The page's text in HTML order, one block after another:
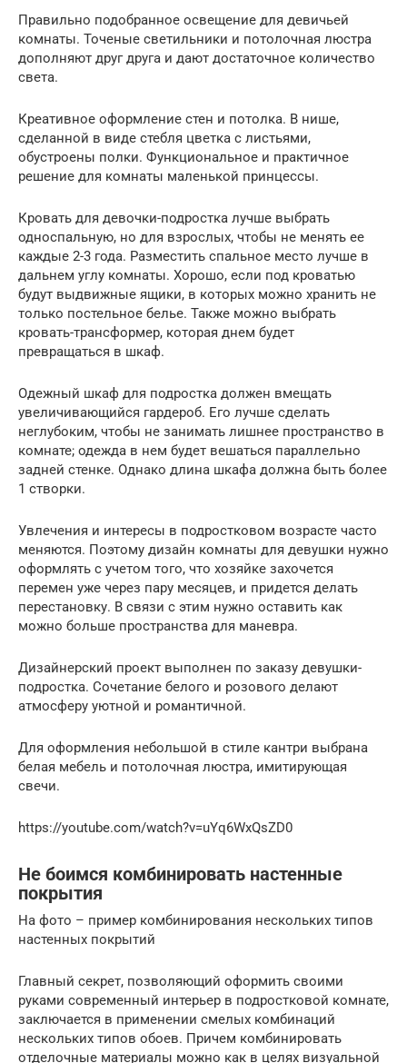
Правильно подобранное освещение для девичьей
комнаты. Точеные светильники и потолочная люстра
дополняют друг друга и дают достаточное количество
света.
Креативное оформление стен и потолка. В нише,
сделанной в виде стебля цветка с листьями,
обустроены полки. Функциональное и практичное
решение для комнаты маленькой принцессы.
Кровать для девочки-подростка лучше выбрать
односпальную, но для взрослых, чтобы не менять ее
каждые 2-3 года. Разместить спальное место лучше в
дальнем углу комнаты. Хорошо, если под кроватью
будут выдвижные ящики, в которых можно хранить не
только постельное белье. Также можно выбрать
кровать-трансформер, которая днем будет
превращаться в шкаф.
Одежный шкаф для подростка должен вмещать
увеличивающийся гардероб. Его лучше сделать
неглубоким, чтобы не занимать лишнее пространство в
комнате; одежда в нем будет вешаться параллельно
задней стенке. Однако длина шкафа должна быть более
1 створки.
Увлечения и интересы в подростковом возрасте часто
меняются. Поэтому дизайн комнаты для девушки нужно
оформлять с учетом того, что хозяйке захочется
перемен уже через пару месяцев, и придется делать
перестановку. В связи с этим нужно оставить как
можно больше пространства для маневра.
Дизайнерский проект выполнен по заказу девушки-
подростка. Сочетание белого и розового делают
атмосферу уютной и романтичной.
Для оформления небольшой в стиле кантри выбрана
белая мебель и потолочная люстра, имитирующая
свечи.
https://youtube.com/watch?v=uYq6WxQsZD0
Не боимся комбинировать настенные
покрытия
На фото – пример комбинирования нескольких типов
настенных покрытий
Главный секрет, позволяющий оформить своими
руками современный интерьер в подростковой комнате,
заключается в применении смелых комбинаций
нескольких типов обоев. Причем комбинировать
отделочные материалы можно как в целях визуальной